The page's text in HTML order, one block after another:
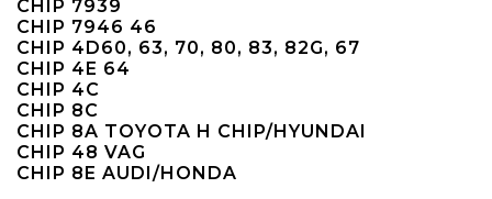
CHIP 7939
CHIP 7946 46
CHIP 4D60, 63, 70, 80, 83, 82G, 67
CHIP 4E 64
CHIP 4C
CHIP 8C
CHIP 8A TOYOTA H CHIP/HYUNDAI
CHIP 48 VAG
CHIP 8E AUDI/HONDA